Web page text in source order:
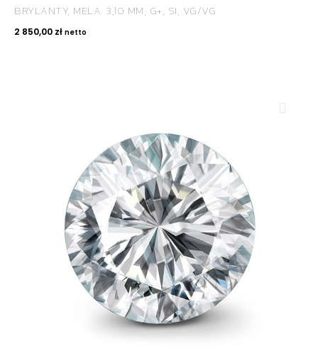
BRYLANTY, MELA: 3,10 MM, G+, SI, VG/VG
2 850,00 zł netto
ROYAL DIAMONDS
Diamenty | Biżuteria | Kamienie dla jubilerów
SALON SPRZEDAŻY